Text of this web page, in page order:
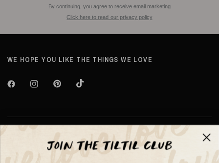
By continuing, you agree to receive email marketing
Click here to read our privacy policy
WE HOPE YOU LIKE THE THINGS WE LOVE
Over TILTIL